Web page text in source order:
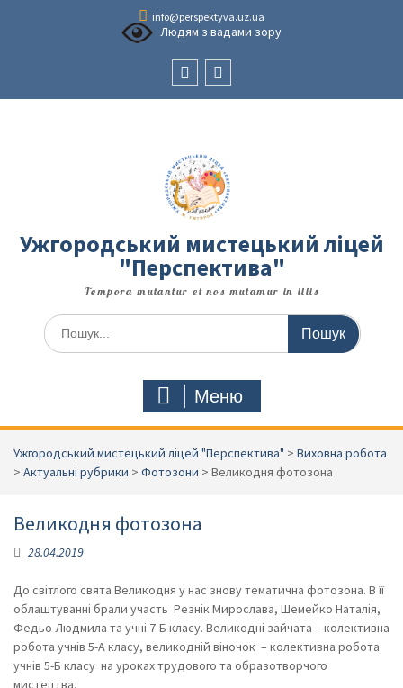
info@perspektyva.uz.ua
Людям з вадами зору
Ужгородський мистецький ліцей
"Перспектива"
Tempora mutantur et nos mutamur in illis
Шукати:
Меню
Ужгородський мистецький ліцей "Перспектива" > Виховна робота
> Актуальні рубрики > Фотозони > Великодня фотозона
Великодня фотозона
28.04.2019
До світлого свята Великодня у нас знову тематична фотозона. В її
облаштуванні брали участь Резнік Мирослава, Шемейко Наталія,
Федьо Людмила та учні 7-Б класу. Великодні зайчата – колективна
робота учнів 5-А класу, великодній віночок – колективна робота
учнів 5-Б класу на уроках трудового та образотворчого
мистецтва.